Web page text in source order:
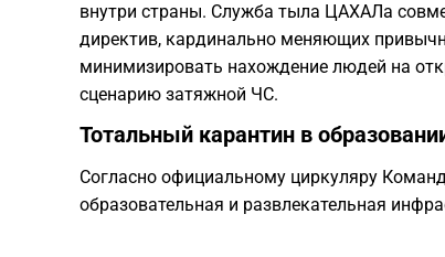
внутри страны. Служба тыла ЦАХАЛа
директив, кардинально меняющих
минимизировать нахождение людей на
сценарию затяжной ЧС.
Тотальный карантин в
Согласно официальному циркуляру
образовательная и развлекательная